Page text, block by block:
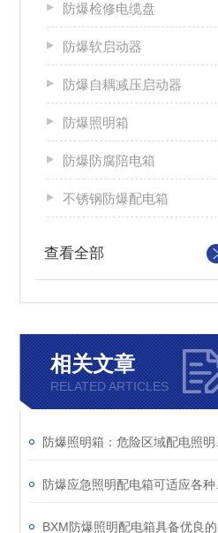
防爆检修电缆盘
防爆软启动器
防爆自耦减压启动器
防爆照明箱
防爆防腐陪电箱
不锈钢防爆配电箱
查看全部
相关文章
RELATED ARTICLES